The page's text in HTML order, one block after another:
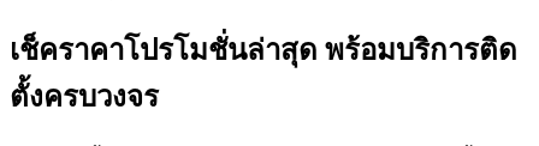
เช็คราคาโปรโมชั่นล่าสุด พร้อมบริการติด
ตั้งครบวงจร